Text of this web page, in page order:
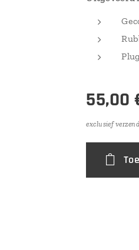
55,00
exclusief